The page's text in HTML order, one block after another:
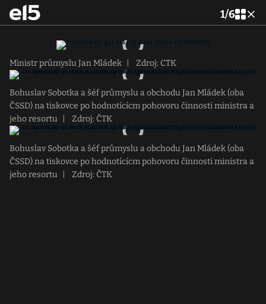
1/6
Ministr průmyslu Jan Mládek Zdroj: CTK
Bohuslav Sobotka a šéf průmyslu a obchodu Jan Mládek (oba
ČSSD) na tiskovce po hodnotícícm pohovoru činnosti ministra a
jeho resortu
Zdroj: ČTK
Bohuslav Sobotka a šéf průmyslu a obchodu Jan Mládek (oba
ČSSD) na tiskovce po hodnotícícm pohovoru činnosti ministra a
jeho resortu
Zdroj: ČTK